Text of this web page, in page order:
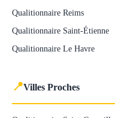
Qualitionnaire Reims
Qualitionnaire Saint-Étienne
Qualitionnaire Le Havre
📍Villes Proches